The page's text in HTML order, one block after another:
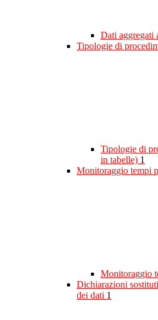
Dati aggregati
Tipologie di
Tipologie di
in tabelle) 1
Monitoraggio tempi
Monitoraggio
Dichiarazioni
dei dati 1